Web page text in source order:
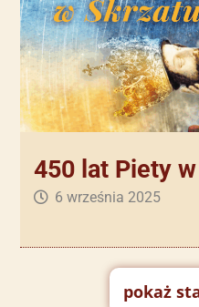
450 lat Piety
6 września 2025
pokaż